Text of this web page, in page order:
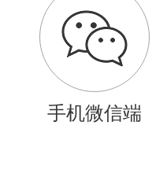
手机微信端